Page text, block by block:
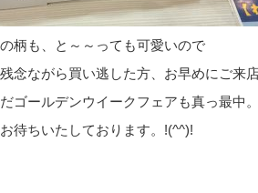
柄も、と～～っても可愛いので
念ながら買い逃した方、お早めにご来
ゴールデンウイークフェアも真っ最中
待ちいたしております。!(^^)!